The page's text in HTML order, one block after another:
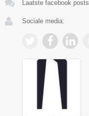
Laatste facebook posts
Sociale media: